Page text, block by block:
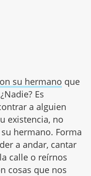
su hermano que
Es
a alguien
existencia, no
hermano. Forma
a andar, cantar
calle o reírnos
cosas que nos